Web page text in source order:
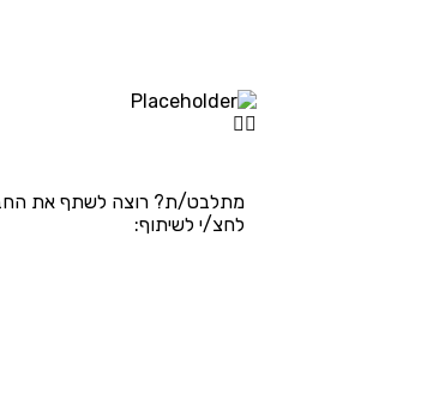
מתלבט/ת? רוצה לשתף את
לחצ/י לשיתוף: